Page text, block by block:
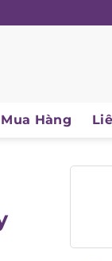
Hàng